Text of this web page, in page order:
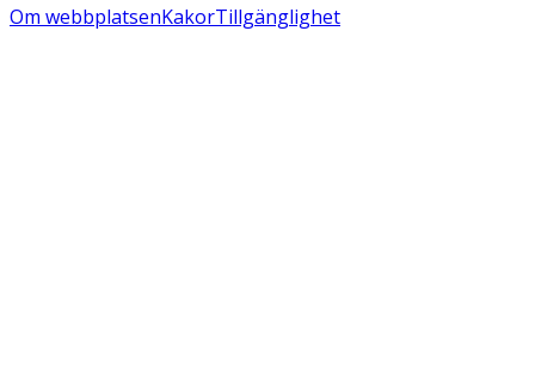
Om webbplatsenKakorTillgänglighet